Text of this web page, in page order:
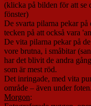
(klicka på bilden för att se
fönster)
De svarta pilarna pekar på
tecken på att också vara
De vita pilarna pekar på
vore brutna, i småbitar
har det blivit de andra
som är mest röd.
Det inringade, med vita
område – även under foten.
Morgon: